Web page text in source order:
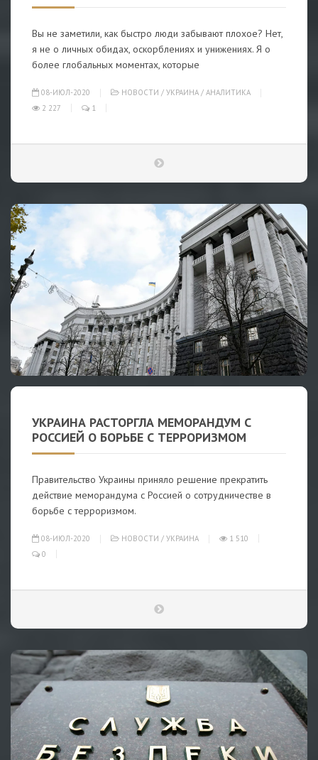
Вы не заметили, как быстро люди забывают плохое? Нет,
я не о личных обидах, оскорблениях и унижениях. Я о
более глобальных моментах, которые
08-ИЮЛ-2020 НОВОСТИ / УКРАИНА / АНАЛИТИКА
2 227
1
УКРАИНА РАСТОРГЛА МЕМОРАНДУМ С
РОССИЕЙ О БОРЬБЕ С ТЕРРОРИЗМОМ
Правительство Украины приняло решение прекратить
действие меморандума с Россией о сотрудничестве в
борьбе с терроризмом.
08-ИЮЛ-2020 НОВОСТИ / УКРАИНА
1 510
0